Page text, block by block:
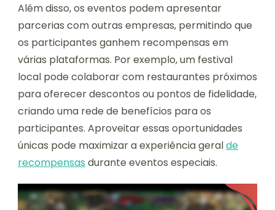
Além disso, os eventos podem apresentar
parcerias com outras empresas, permitindo que
os participantes ganhem recompensas em
várias plataformas. Por exemplo, um festival
local pode colaborar com restaurantes próximos
para oferecer descontos ou pontos de fidelidade,
criando uma rede de benefícios para os
participantes. Aproveitar essas oportunidades
únicas pode maximizar a experiência geralde
recompensas durante eventos especiais.